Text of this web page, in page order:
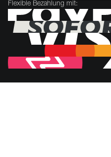
Flexible Bezahlung mit: